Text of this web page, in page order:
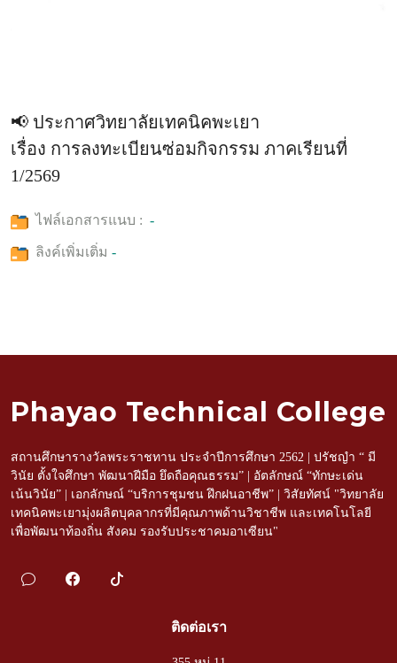
📢 ประกาศวิทยาลัยเทคนิคพะเยา
เรื่อง การลงทะเบียนซ่อมกิจกรรม ภาคเรียนที่
1/2569
ไฟล์เอกสารแนบ : -
ลิงค์เพิ่มเติ่ม -
Phayao Technical College
สถานศึกษารางวัลพระราชทาน ประจำปีการศึกษา 2562 | ปรัชญำ “ มี
วินัย ตั้งใจศึกษา พัฒนาฝีมือ ยึดถือคุณธรรม” | อัตลักษณ์ “ทักษะเด่น
เน้นวินัย” | เอกลักษณ์ “บริการชุมชน ฝึกฝนอาชีพ” | วิสัยทัศน์ "วิทยาลัย
เทคนิคพะเยามุ่งผลิตบุคลากรที่มีคุณภาพด้านวิชาชีพ และเทคโนโลยี
เพื่อพัฒนาท้องถิ่น สังคม รองรับประชาคมอาเซียน"
ติดต่อเรา